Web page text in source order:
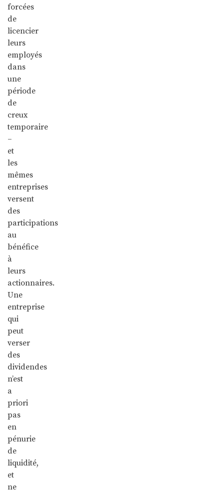
forcées
de
licencier
leurs
employés
dans
une
période
de
creux
temporaire
–
et
les
mêmes
entreprises
versent
des
participations
au
bénéfice
à
leurs
actionnaires.
Une
entreprise
qui
peut
verser
des
dividendes
n’est
a
priori
pas
en
pénurie
de
liquidité,
et
ne